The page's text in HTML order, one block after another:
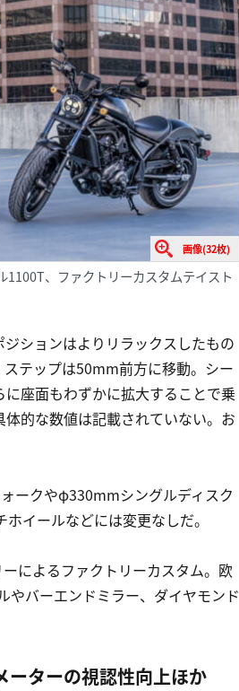
画像(32枚)
、ファクトリーカスタムテイスト
ションはよりリラックスしたもの
テップは50mm前方に移動。シー
座面もわずかに拡大することで乗
的な数値は記載されていない。お
ークやφ330mmシングルディスク
イールなどには変更なしだ。
によるファクトリーカスタム。欧
やバーエンドミラー、ダイヤモンド
ターの視認性向上ほか